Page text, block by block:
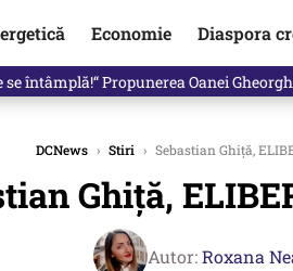
Economie Diaspora
decizia luată astăzi de Guvern
DCNews › Stiri › Sebastian Ghiță,
Ghiță,
Autor:Roxana